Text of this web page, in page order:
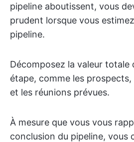
pipeline aboutissent, vous
prudent lorsque vous
pipeline.
Décomposez la valeur totale
étape, comme les
et les réunions prévues.
À mesure que vous vous
conclusion du pipeline, vous